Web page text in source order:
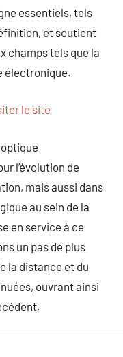
essentiels, tels
et soutient
champs tels que la
électronique.
le site
l’évolution de
mais aussi dans
au sein de la
en service à ce
un pas de plus
la distance et du
ouvrant ainsi